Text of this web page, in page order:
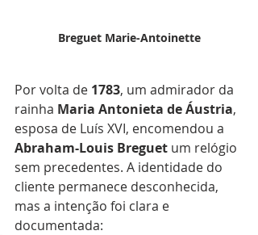
Breguet Marie-Antoinette
Por volta de 1783, um admirador da
rainha Maria Antonieta de Áustria,
esposa de Luís XVI, encomendou a
Abraham-Louis Breguet um relógio
sem precedentes. A identidade do
cliente permanece desconhecida,
mas a intenção foi clara e
documentada: